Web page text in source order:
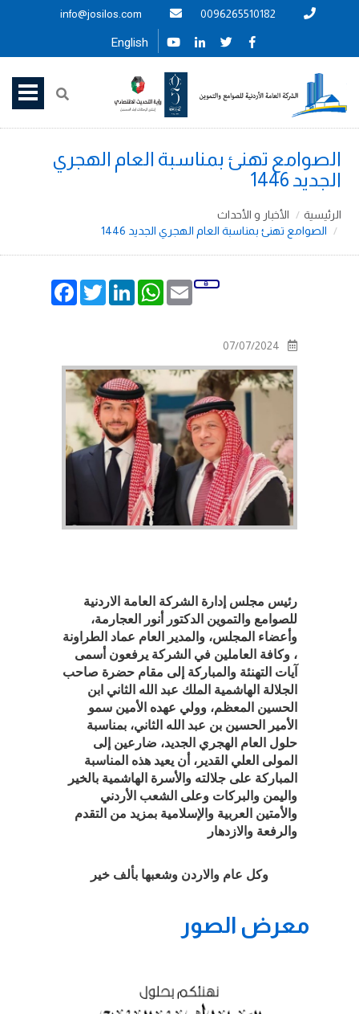
0096265510182
info@josilos.com
English
الصوامع تهنئ بمناسبة العام الهجري
الجديد 1446
الرئيسية
الأخبار و الأحداث
الصوامع تهنئ بمناسبة العام الهجري الجديد 1446
FacebookTwitterLinkedIn
WhatsAppEmail
07/07/2024
رئيس مجلس إدارة الشركة العامة الاردنية
للصوامع والتموين الدكتور أنور العجارمة،
وأعضاء المجلس، والمدير العام عماد الطراونة
، وكافة العاملين في الشركة يرفعون أسمى
آيات التهنئة والمباركة إلى مقام حضرة صاحب
الجلالة الهاشمية الملك عبد الله الثاني ابن
الحسين المعظم، وولي عهده الأمين سمو
الأمير الحسين بن عبد الله الثاني، بمناسبة
حلول العام الهجري الجديد، ضارعين إلى
المولى العلي القدير، أن يعيد هذه المناسبة
المباركة على جلالته والأسرة الهاشمية بالخير
واليمن والبركات وعلى الشعب الأردني
والأمتين العربية والإسلامية بمزيد من التقدم
والرفعة والازدهار
وكل عام والاردن وشعبها بألف خير
معرض الصور